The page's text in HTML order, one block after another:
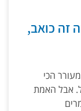
זה כואב,
הכי
אבל האמת